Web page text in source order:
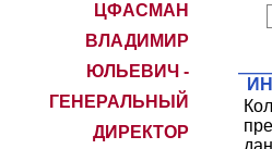
ЦФАСМАН
ВЛАДИМИР
ЮЛЬЕВИЧ -
ГЕНЕРАЛЬНЫЙ
ДИРЕКТОР